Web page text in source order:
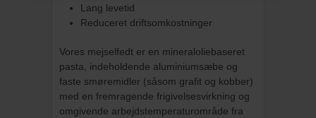
Lang levetid
Reduceret driftsomkostninger
Vores mejselfedt er en mineraloliebaseret
pasta, indeholdende aluminiumsæbe og
faste smøremidler (såsom grafit og kobber)
med en fremragende frigivelsesvirkning og
omgivende arbejdstemperaturområde fra